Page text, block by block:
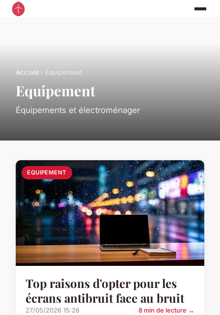
Accueil › Equipement
Equipement
Équipements et électroménager
EQUIPEMENT
Top raisons d'opter pour les
écrans antibruit face au bruit
27/05/2026 15:26 8 min de lecture →